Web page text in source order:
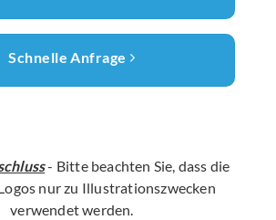
Schnelle Anfrage
- Bitte beachten Sie, dass die
nur zu Illustrationszwecken
verwendet werden.